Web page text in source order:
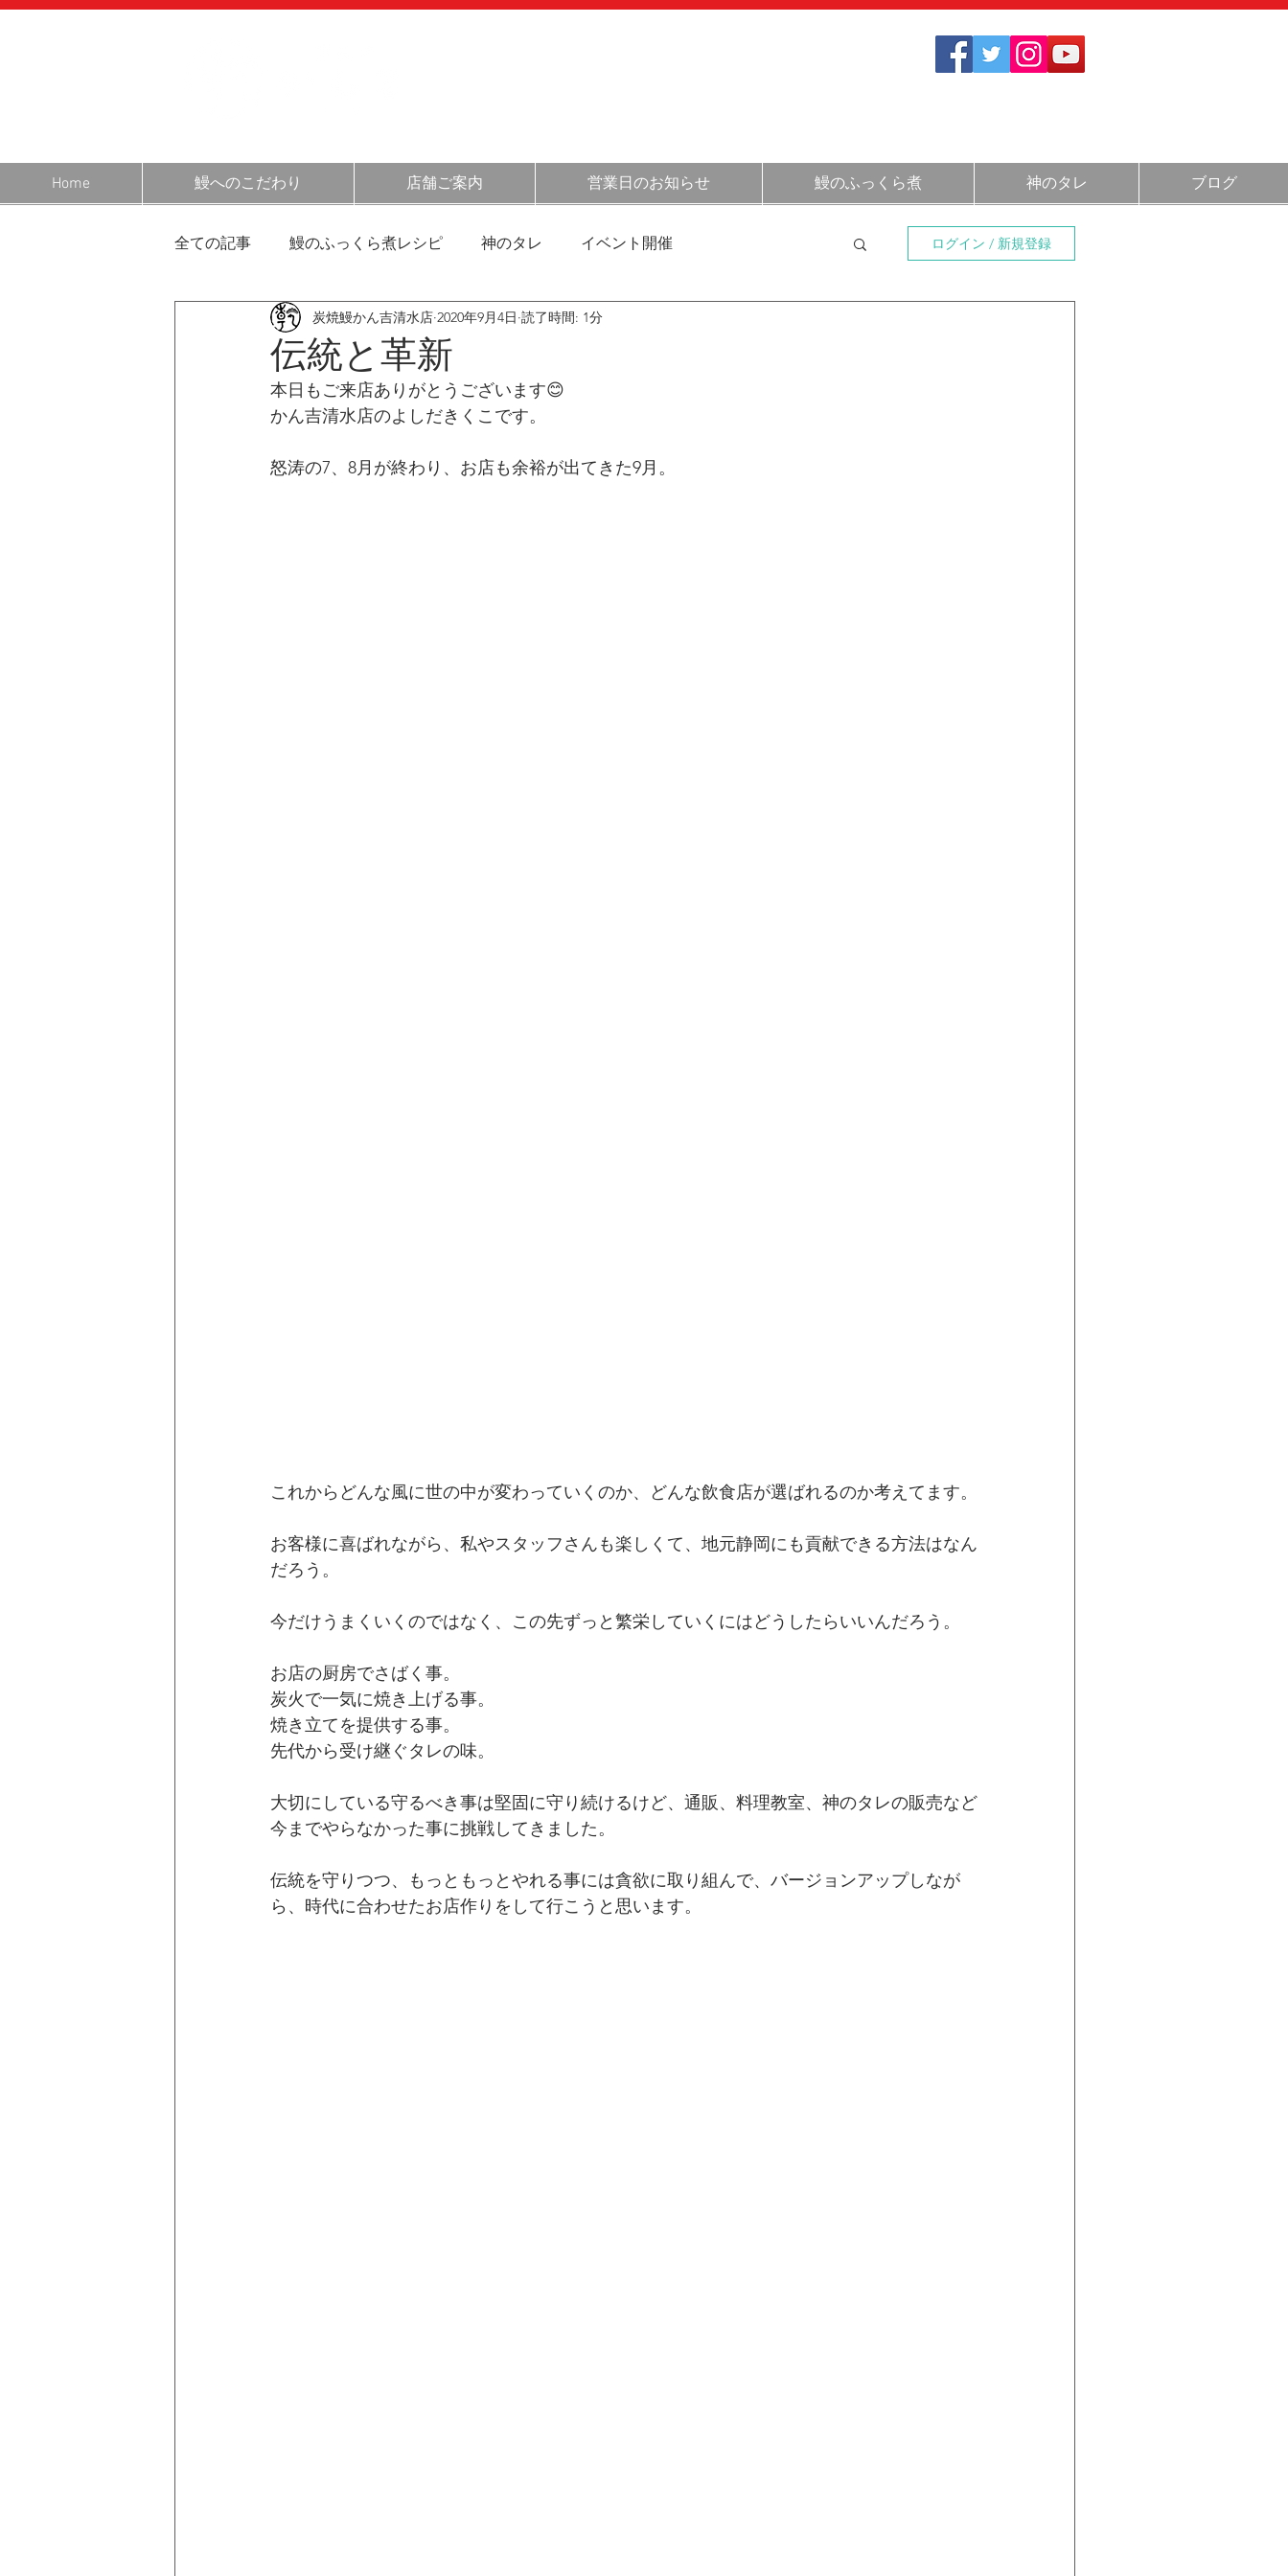
Home 鰻へのこだわり 店舗ご案内 営業日のお知らせ 鰻のふっくら煮 神のタレ ブログ
全ての記事 鰻のふっくら煮レシピ 神のタレ イベント開催
営業日のお知らせ 静岡・清水の情報 催事情報
お客様の声 お菓子の話
ログイン / 新規登録
伝統と革新
炭焼鰻かん吉清水店 2020年9月4日 読了時間: 1分
本日もご来店ありがとうございます😊
かん吉清水店のよしだきくこです。
怒涛の7、8月が終わり、お店も余裕が出てきた9月。
これからどんな風に世の中が変わっていくのか、どんな飲食店が選ばれるのか考えてます。
お客様に喜ばれながら、私やスタッフさんも楽しくて、地元静岡にも貢献できる方法はなん
だろう。
今だけうまくいくのではなく、この先ずっと繁栄していくにはどうしたらいいんだろう。
お店の厨房でさばく事。
炭火で一気に焼き上げる事。
焼き立てを提供する事。
先代から受け継ぐタレの味。
大切にしている守るべき事は堅固に守り続けるけど、通販、料理教室、神のタレの販売など
今までやらなかった事に挑戦してきました。
伝統を守りつつ、もっともっとやれる事には貪欲に取り組んで、バージョンアップしなが
ら、時代に合わせたお店作りをして行こうと思います。